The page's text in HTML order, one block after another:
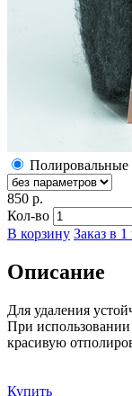
850 р.
Кол-во
В корзину Заказ в
Описание
Для удаления
При
красивую
Купить